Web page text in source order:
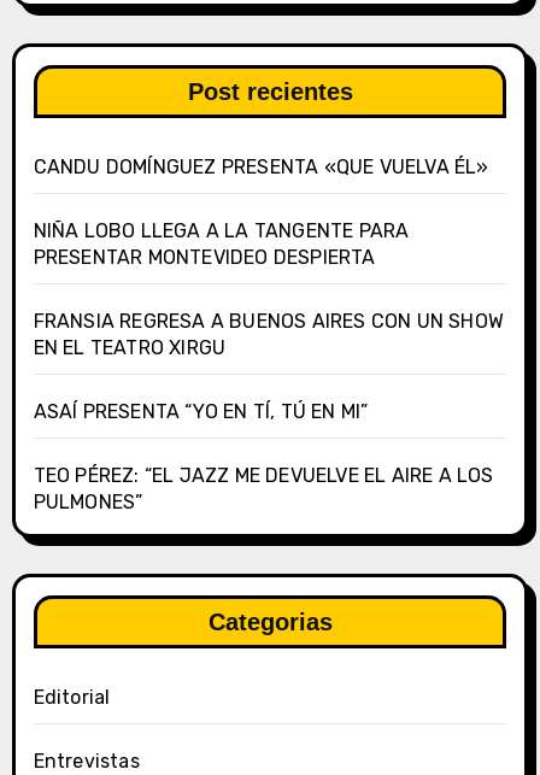
Post recientes
CANDU DOMÍNGUEZ PRESENTA «QUE VUELVA ÉL»
NIÑA LOBO LLEGA A LA TANGENTE PARA
PRESENTAR MONTEVIDEO DESPIERTA
FRANSIA REGRESA A BUENOS AIRES CON UN SHOW
EN EL TEATRO XIRGU
ASAÍ PRESENTA “YO EN TÍ, TÚ EN MI”
TEO PÉREZ: “EL JAZZ ME DEVUELVE EL AIRE A LOS
PULMONES”
Categorias
Editorial
Entrevistas